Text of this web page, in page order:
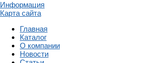
Информация
Карта сайта
Главная
Каталог
О компании
Новости